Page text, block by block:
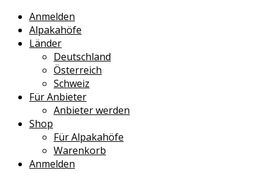
Anmelden
Alpakahöfe
Länder
Deutschland
Österreich
Schweiz
Für Anbieter
Anbieter werden
Shop
Für Alpakahöfe
Warenkorb
Anmelden